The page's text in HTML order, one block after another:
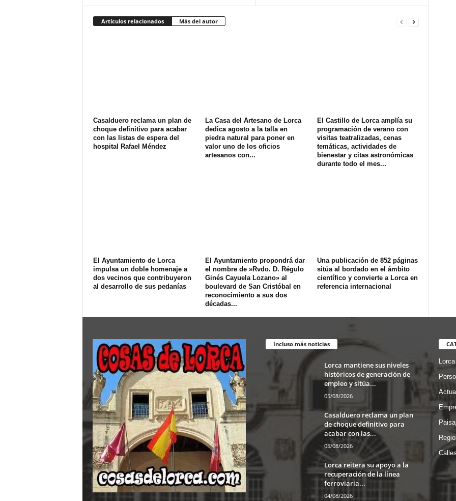
Artículos relacionados Más del autor
Casalduero reclama un plan de
choque definitivo para acabar
con las listas de espera del
hospital Rafael Méndez
La Casa del Artesano de Lorca
dedica agosto a la talla en
piedra natural para poner en
valor uno de los oficios
artesanos con...
El Castillo de Lorca amplía su
programación de verano con
visitas teatralizadas, cenas
temáticas, actividades de
bienestar y citas astronómicas
durante todo el mes...
El Ayuntamiento de Lorca
impulsa un doble homenaje a
dos vecinos que contribuyeron
al desarrollo de sus pedanías
El Ayuntamiento propondrá dar
el nombre de »Rvdo. D. Régulo
Ginés Cayuela Lozano» al
boulevard de San Cristóbal en
reconocimiento a sus dos
décadas...
Una publicación de 852 páginas
sitúa al bordado en el ámbito
científico y convierte a Lorca en
referencia internacional
Incluso más noticias
Lorca mantiene sus niveles
históricos de generación de
empleo y sitúa...
05/08/2026
Casalduero reclama un plan
de choque definitivo para
acabar con las...
05/08/2026
Lorca reitera su apoyo a la
recuperación de la línea
ferroviaria...
04/08/2026
Lorca